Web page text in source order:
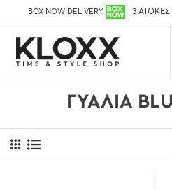
BOX NOW DELIVERY 3 ΑΤΟΚΕΣ
ΓΥΑΛΙΆ